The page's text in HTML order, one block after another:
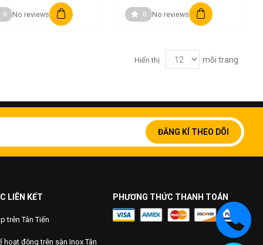
0 No reviews 0 No reviews
Hiển thị mỗi trang
ĐĂNG KÍ THEO DÕI
LIÊN KẾT
trên Tân Tiến
hoạt động trên sàn Inox Tân
PHƯƠNG THỨC THANH TOÁN